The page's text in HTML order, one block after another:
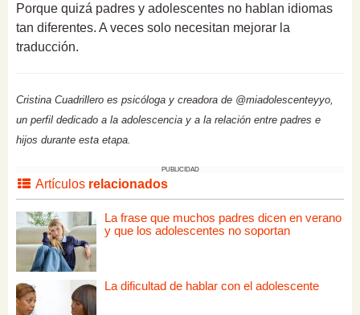
Porque quizá padres y adolescentes no hablan idiomas
tan diferentes. A veces solo necesitan mejorar la
traducción.
Cristina Cuadrillero es psicóloga y creadora de @miadolescenteyyo,
un perfil dedicado a la adolescencia y a la relación entre padres e
hijos durante esta etapa.
PUBLICIDAD
Artículos relacionados
La frase que muchos padres dicen en verano
y que los adolescentes no soportan
La dificultad de hablar con el adolescente